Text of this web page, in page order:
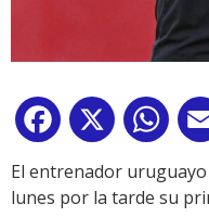
Facebook
X
El entrenador
lunes por la tarde su